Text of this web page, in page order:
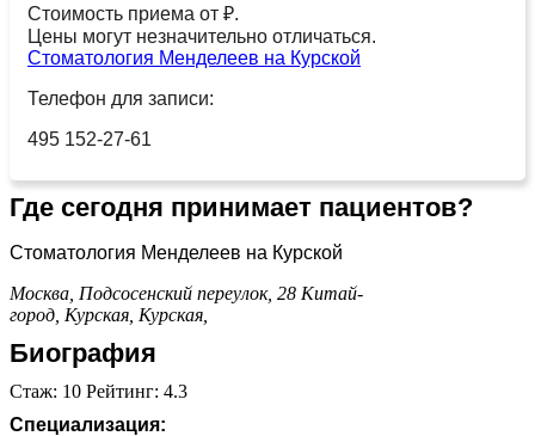
Стоимость приема от ₽.
Цены могут незначительно отличаться.
Стоматология Менделеев на Курской
Телефон для записи:
495 152-27-61
Где сегодня принимает пациентов?
Стоматология Менделеев на Курской
Москва, Подсосенский переулок, 28 Китай-
город, Курская, Курская,
Биография
Стаж: 10 Рейтинг: 4.3
Специализация: